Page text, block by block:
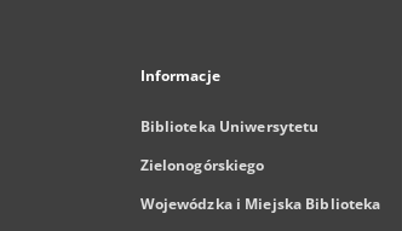
Informacje
Biblioteka Uniwersytetu
Zielonogórskiego
Wojewódzka i Miejska Biblioteka